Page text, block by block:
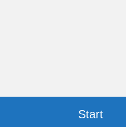
Start